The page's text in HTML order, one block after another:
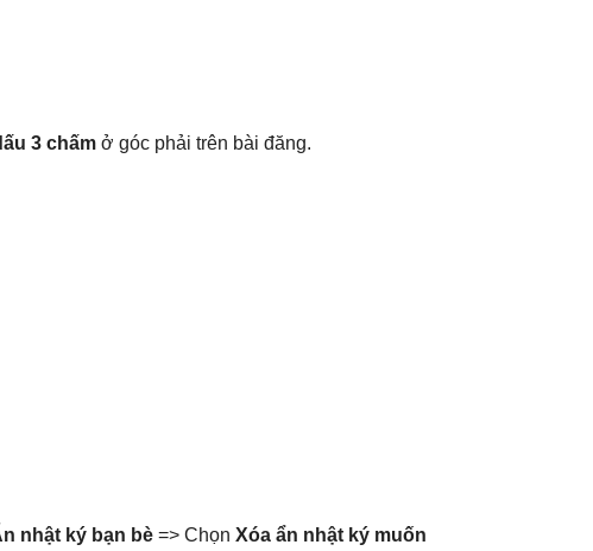
3 chấm ở góc phải trên bài đăng.
nhật ký bạn bè => Chọn Xóa ẩn nhật ký muốn